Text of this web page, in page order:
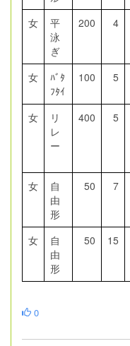
女
平
泳
ぎ
200 4
女
ﾊﾞﾀ
ﾌﾀｲ
100 5
女
リ
レ
ー
400 5
女
自
由
形
50 7
女
自
由
形
50 15
0